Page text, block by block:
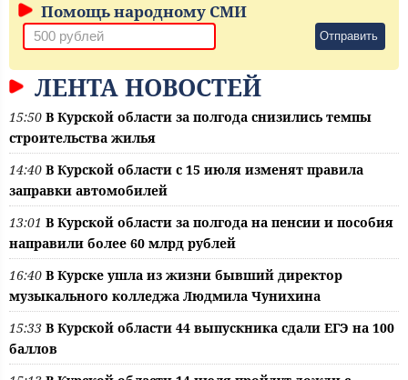
Помощь народному СМИ
Отправить
ЛЕНТА НОВОСТЕЙ
15:50 В Курской области за полгода снизились темпы
строительства жилья
14:40 В Курской области с 15 июля изменят правила
заправки автомобилей
13:01 В Курской области за полгода на пенсии и пособия
направили более 60 млрд рублей
16:40 В Курске ушла из жизни бывший директор
музыкального колледжа Людмила Чунихина
15:33 В Курской области 44 выпускника сдали ЕГЭ на 100
баллов